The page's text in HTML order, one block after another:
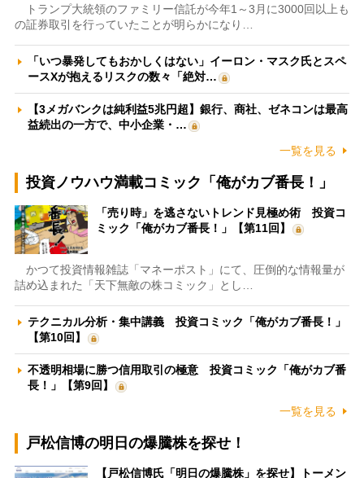
トランプ大統領のファミリー信託が今年1～3月に3000回以上も
の証券取引を行っていたことが明らかになり…
「いつ暴発してもおかしくはない」イーロン・マスク氏とスペ
ースXが抱えるリスクの数々「絶対…
【3メガバンクは純利益5兆円超】銀行、商社、ゼネコンは最高
益続出の一方で、中小企業・…
一覧を見る
投資ノウハウ満載コミック「俺がカブ番長！」
「売り時」を逃さないトレンド見極め術 投資コ
ミック「俺がカブ番長！」【第11回】
かつて投資情報雑誌「マネーポスト」にて、圧倒的な情報量が
詰め込まれた「天下無敵の株コミック」とし…
テクニカル分析・集中講義 投資コミック「俺がカブ番長！」
【第10回】
不透明相場に勝つ信用取引の極意 投資コミック「俺がカブ番
長！」【第9回】
一覧を見る
戸松信博の明日の爆騰株を探せ！
【戸松信博氏「明日の爆騰株」を探せ】トーメン